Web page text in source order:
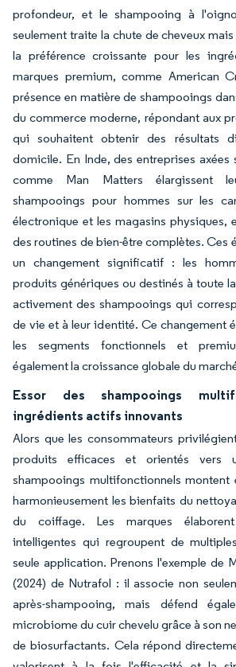
profondeur, et le shampooing à
seulement traite la chute de cheveux
la préférence croissante pour les
marques premium, comme American
présence en matière de shampooings
du commerce moderne, répondant aux
qui souhaitent obtenir des résultats
domicile. En Inde, des entreprises axées
comme Man Matters élargissent
shampooings pour hommes sur les
électronique et les magasins physiques,
des routines de bien-être complètes. Ces
un changement significatif : les
produits génériques ou destinés à toute
activement des shampooings qui
de vie et à leur identité. Ce changement
les segments fonctionnels et
également la croissance globale du
Essor des shampooings
ingrédients actifs innovants
Alors que les consommateurs
produits efficaces et orientés vers
shampooings multifonctionnels montent
harmonieusement les bienfaits du
du coiffage. Les marques
intelligentes qui regroupent de
seule application. Prenons l'exemple de
(2024) de Nutrafol : il associe non
après-shampooing, mais défend
microbiome du cuir chevelu grâce à son
de biosurfactants. Cela répond